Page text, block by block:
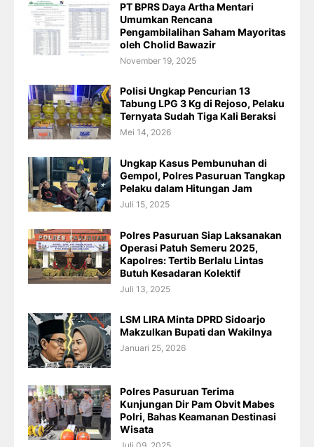
PT BPRS Daya Artha Mentari
Umumkan Rencana
Pengambilalihan Saham Mayoritas
oleh Cholid Bawazir
November 19, 2025
Polisi Ungkap Pencurian 13
Tabung LPG 3 Kg di Rejoso, Pelaku
Ternyata Sudah Tiga Kali Beraksi
Mei 14, 2026
Ungkap Kasus Pembunuhan di
Gempol, Polres Pasuruan Tangkap
Pelaku dalam Hitungan Jam
Juli 15, 2025
Polres Pasuruan Siap Laksanakan
Operasi Patuh Semeru 2025,
Kapolres: Tertib Berlalu Lintas
Butuh Kesadaran Kolektif
Juli 13, 2025
LSM LIRA Minta DPRD Sidoarjo
Makzulkan Bupati dan Wakilnya
Januari 25, 2026
Polres Pasuruan Terima
Kunjungan Dir Pam Obvit Mabes
Polri, Bahas Keamanan Destinasi
Wisata